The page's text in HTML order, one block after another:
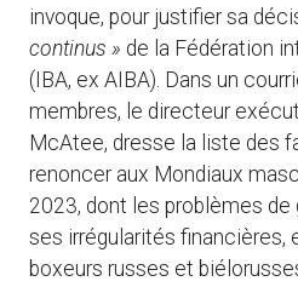
invoque, pour justifier sa
continus » de la Fédération
(IBA, ex AIBA). Dans un
membres, le directeur
McAtee, dresse la liste des
renoncer aux Mondiaux
2023, dont les problèmes de
ses irrégularités financières,
boxeurs russes et